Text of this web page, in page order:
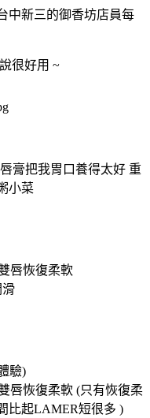
中新三的御香坊店員每
很好用 ~
膏把我胃口養得太好 重
小菜
唇恢復柔軟
滑
驗)
唇恢復柔軟 (只有恢復柔
比起LAMER短很多 )